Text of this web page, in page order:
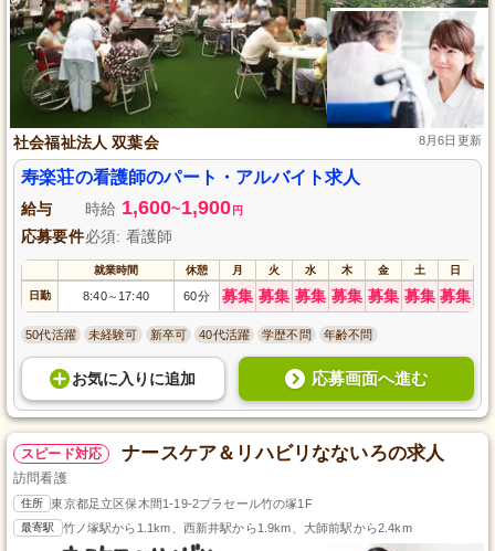
社会福祉法人 双葉会 8月6日更新
寿楽荘の看護師のパート・アルバイト求人
給与 時給 1,600~1,900 円
応募要件必須: 看護師
就業時間 休憩 月 火 水 木 金 土 日
日勤 8:40～ 17:40 60分 募集 募集 募集 募集 募集 募集 募集
50代活躍 未経験可 新卒可 40代活躍 学歴不問 年齢不問
お気に入り に追加 応募画面へ進む
スピード対応 ナースケア＆リハビリなないろの求人
訪問看護
住所 東京都足立区保木間1-19-2プラセール竹の塚1F
最寄駅 竹ノ塚駅から1.1km、西新井駅から1.9km、大師前駅から2.4km